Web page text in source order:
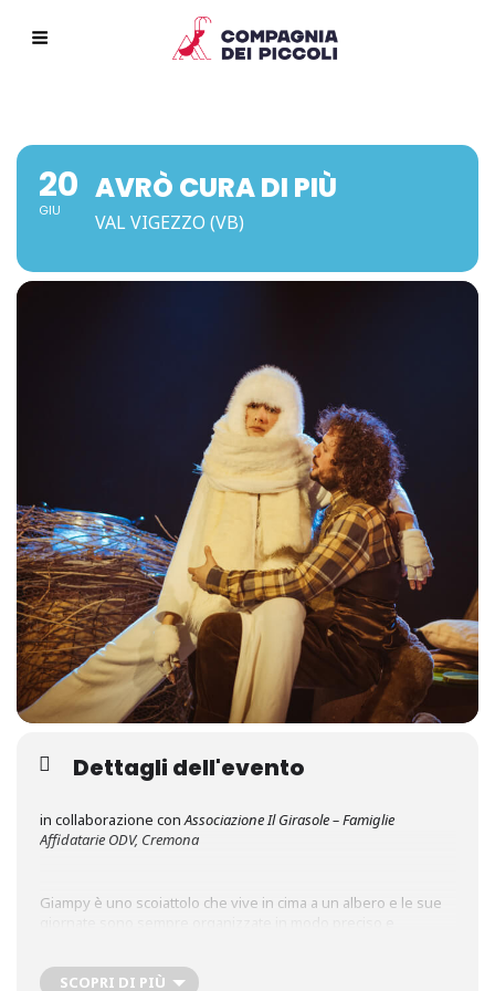
20
GIU
AVRÒ CURA DI PIÙ
VAL VIGEZZO (VB)
Dettagli dell'evento
in collaborazione con Associazione Il Girasole – Famiglie
Affidatarie ODV, Cremona
Giampy è uno scoiattolo che vive in cima a un albero e le sue
per spostare quell’uovo da casa propria. L’uovo però anticipa
SCOPRI DI PIÙ